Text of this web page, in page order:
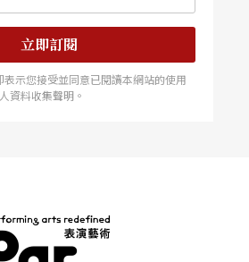
立即訂閱
示您接受並同意已閱讀本網站的使用
資料收集聲明。